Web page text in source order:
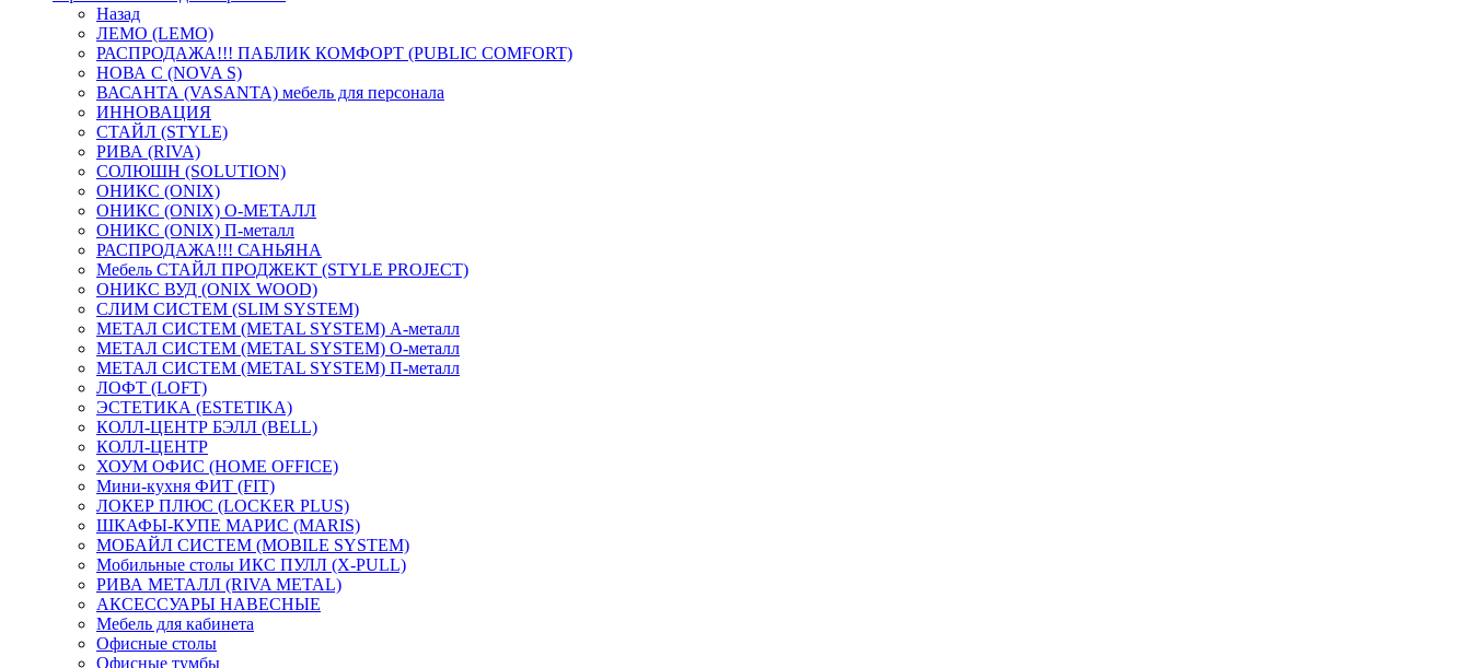
Назад
ЛЕМО (LEMO)
РАСПРОДАЖА!!! ПАБЛИК КОМФОРТ (PUBLIC COMFORT)
НОВА С (NOVA S)
ВАСАНТА (VASANTA) мебель для персонала
ИННОВАЦИЯ
СТАЙЛ (STYLE)
РИВА (RIVA)
СОЛЮШН (SOLUTION)
ОНИКС (ONIX)
ОНИКС (ONIX) O-МЕТАЛЛ
ОНИКС (ONIX) П-металл
РАСПРОДАЖА!!! САНЬЯНА
Мебель СТАЙЛ ПРОДЖЕКТ (STYLE PROJECT)
ОНИКС ВУД (ONIX WOOD)
СЛИМ СИСТЕМ (SLIM SYSTEM)
МЕТАЛ СИСТЕМ (METAL SYSTEM) А-металл
МЕТАЛ СИСТЕМ (METAL SYSTEM) О-металл
МЕТАЛ СИСТЕМ (METAL SYSTEM) П-металл
ЛОФТ (LOFT)
ЭСТЕТИКА (ESTETIKA)
КОЛЛ-ЦЕНТР БЭЛЛ (BELL)
КОЛЛ-ЦЕНТР
ХОУМ ОФИС (HOME OFFICE)
Мини-кухня ФИТ (FIT)
ЛОКЕР ПЛЮС (LOCKER PLUS)
ШКАФЫ-КУПЕ МАРИС (MARIS)
МОБАЙЛ СИСТЕМ (MOBILE SYSTEM)
Мобильные столы ИКС ПУЛЛ (X-PULL)
РИВА МЕТАЛЛ (RIVA METAL)
АКСЕССУАРЫ НАВЕСНЫЕ
Мебель для кабинета
Офисные столы
Офисные тумбы